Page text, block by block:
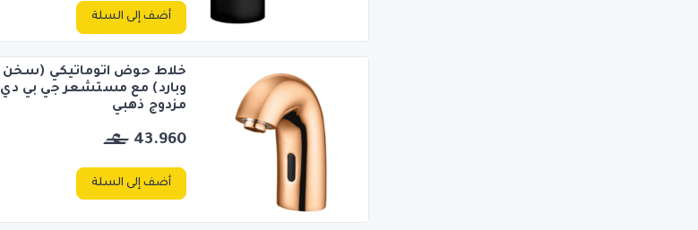
أضف إلى السلة
خلاط حوض اتوماتيكي (سخن
وبارد) مع مستشعر جي بي دي
مزدوج ذهبي
43.960
أضف إلى السلة